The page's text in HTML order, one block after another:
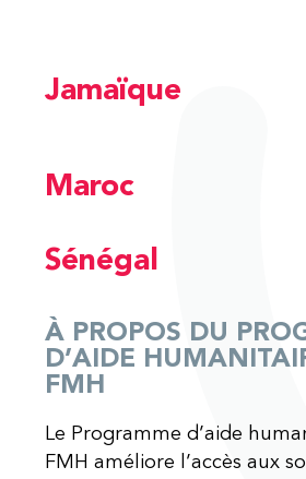
Jamaïque
Maroc
Sénégal
À PROPOS DU
D’AIDE
FMH
Le Programme d’aide
FMH améliore l’accès aux